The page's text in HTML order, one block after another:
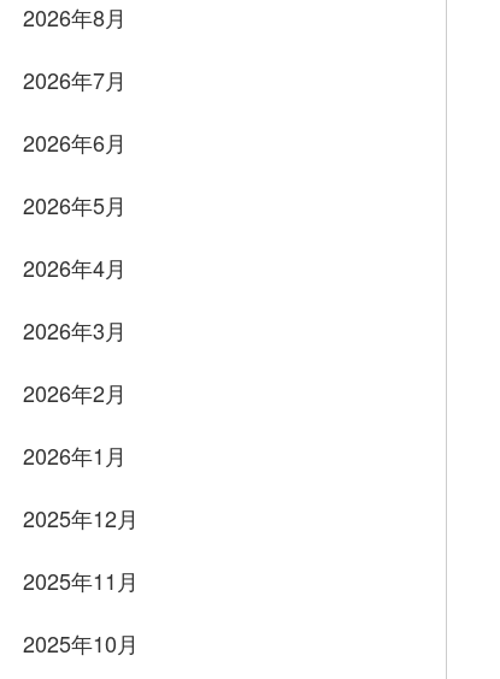
2026年8月
2026年7月
2026年6月
2026年5月
2026年4月
2026年3月
2026年2月
2026年1月
2025年12月
2025年11月
2025年10月